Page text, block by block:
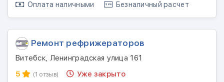
Оплата наличными
Безналичный расчет
Ремонт рефрижераторов
Витебск, Ленинградская улица 161
5
(1 отзыв) Уже закрыто